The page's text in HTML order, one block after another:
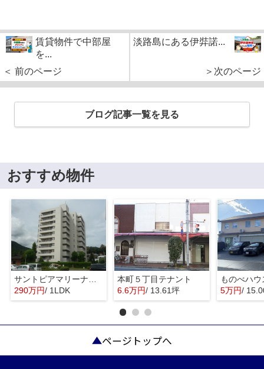
賃貸物件で中部屋
を...
＜ 前のページ
淡路島にある伊弉諾...
＞次のページ
ブログ記事一覧を見る
おすすめ物件
サントピアマリーナマンションⅠ
290万円/ 1LDK
本町５丁目テナント
6.6万円/ 13.61坪
ものべハウ
5万円/
ページトップへ